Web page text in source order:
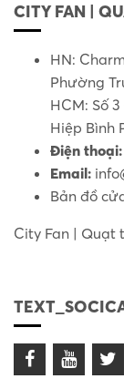
CITY FAN |
HN:
Phường
HCM: Số
Hiệp Bình
Điện thoại:
Email:
Bản đồ
City Fan | Quạt